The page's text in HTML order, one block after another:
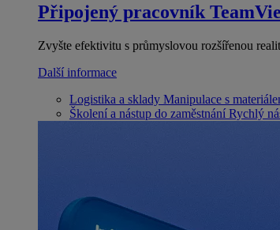
Připojený pracovník
Zvyšte efektivitu s průmyslovou rozšířenou
Další informace
Logistika a sklady Manipulace s
Školení a nástup do zaměstnání Rychlý